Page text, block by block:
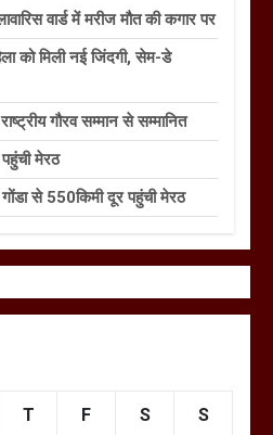
वार्ड में मरीज मौत की कगार पर
को मिली नई जिंदगी, सेम-डे
गौरव सम्मान से सम्मानित
पहुंची मेरठ
गोंडा से 550किमी दूर पहुंची मेरठ
T F S S